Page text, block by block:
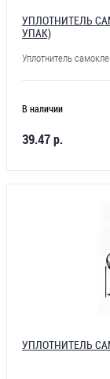
УПЛОТНИТЕЛЬ
УПАК)
Уплотнитель
В наличии
39.47 р.
УПЛОТНИТЕЛЬ